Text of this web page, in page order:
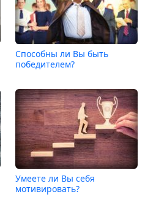
Способны ли Вы быть
победителем?
Умеете ли Вы себя
мотивировать?